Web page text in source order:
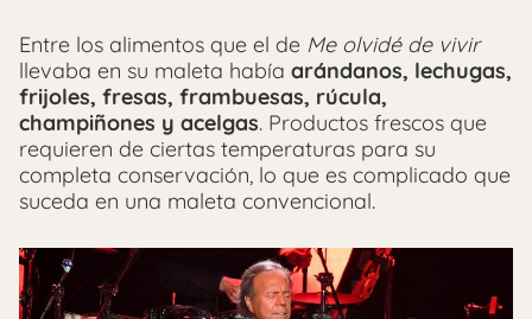
Entre los alimentos que el de Me olvidé de vivir
llevaba en su maleta había arándanos, lechugas,
frijoles, fresas, frambuesas, rúcula,
champiñones y acelgas. Productos frescos que
requieren de ciertas temperaturas para su
completa conservación, lo que es complicado que
suceda en una maleta convencional.